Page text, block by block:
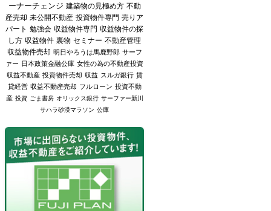
ーナーチェンジ 建築物の見極め方 不動
産売却 未公開不動産 投資物件専門 売りア
パート 勉強会 収益物件専門 収益物件の探
し方 収益物件 裏物 セミナー 不動産管理
収益物件売却 明日やろうは馬鹿野郎 サーフ
ァー 日本政策金融公庫 女性の為の不動産投資
収益不動産 投資物件売却 収益 スルガ銀行 賃
貸経営 収益不動産売却 フルローン 投資不動
産 投資 ごま書房 オリックス銀行 サーファー新川
サハラ砂漠マラソン 公庫